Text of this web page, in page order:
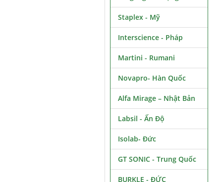
Staplex - Mỹ
Interscience - Pháp
Martini - Rumani
Novapro- Hàn Quốc
Alfa Mirage – Nhật Bản
Labsil - Ấn Độ
Isolab- Đức
GT SONIC - Trung Quốc
BURKLE - ĐỨC